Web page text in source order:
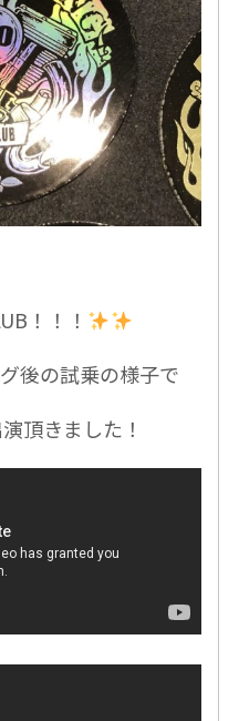
！！！
後の試乗の様子で
頂きました！